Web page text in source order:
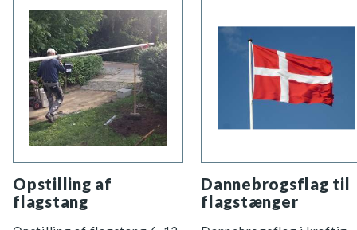
Opstilling af
flagstang
Dannebrogsflag til
flagstænger